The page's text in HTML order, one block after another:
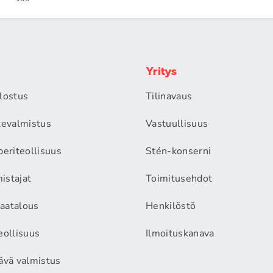
valmistus
Yritys
Tilinavaus
Vastuullisuus
Stén-konserni
Toimitusehdot
Henkilöstö
Ilmoituskanava